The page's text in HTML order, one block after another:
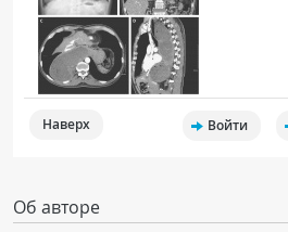
Наверх Войти
Об авторе